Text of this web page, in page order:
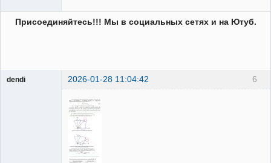
Присоединяйтесь!!! Мы в социальных сетях и на Ютуб.
6
dendi 2026-01-28 11:04:42